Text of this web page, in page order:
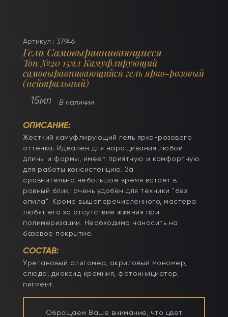
Артикул : 37946
Гели Самовыравнивающиеся
Тон №20 15мл Камуфлирующий
самовыравнивающийся гель ярко-розовый
(нейтральный)
15мл В наличии
ОПИСАНИЕ:
Жесткий камуфлирующий гель ярко-розового
оттенка. Идеален для наращивания любой
длины и формы, имеет приятную и комфортную
для работы консистенцию. За
сравнительно небольшое время встает в
ровный блик, очень удобен для техники "без
опила". Кроме вышеперечисленного, мастера
любят его за отсутствие жжения при
полимеризации. Необходимо наносить на
базовое покрытие.
СОСТАВ:
Уретановый олигомер, акриловый мономер,
слюда, диоксид кремния, фотоинициатор,
пигмент.
Обращаем Ваше внимание, что цвет